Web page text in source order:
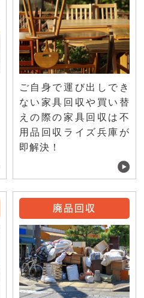
ご自身で運び出しでき
ない家具回収や買い替
えの際の家具回収は不
用品回収ライズ兵庫が
即解決！
廃品回収